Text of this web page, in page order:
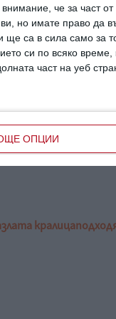
че за част
ви, но имате право да
ще са в сила само за
си по всяко
част на уеб
ОПЦИИ
че
И в
дадат ролята
възкликна:
на 22 март
злата кралица